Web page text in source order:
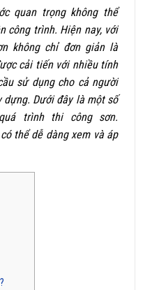
quan trọng không thể
công trình. Hiện nay, với
không chỉ đơn giản là
cải tiến với nhiều tính
sử dụng cho cả người
Dưới đây là một số
trình thi công sơn.
thể dễ dàng xem và áp